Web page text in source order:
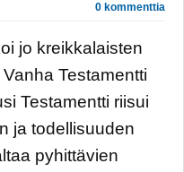
0 kommenttia
jo kreikkalaisten
Testamentti
Testamentti riisui
ja todellisuuden
pyhittävien